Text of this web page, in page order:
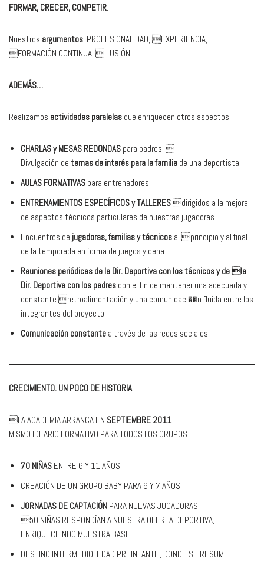
FORMAR, CRECER, COMPETIR.
Nuestros argumentos: PROFESIONALIDAD, EXPERIENCIA,
FORMACIÓN CONTINUA, ILUSIÓN
ADEMÁS…
Realizamos actividades paralelas que enriquecen otros aspectos:
CHARLAS y MESAS REDONDAS para padres. 
Divulgación de temas de interés para la familia de una deportista.
AULAS FORMATIVAS para entrenadores.
ENTRENAMIENTOS ESPECÍFICOS y TALLERESdirigidos a la mejora
de aspectos técnicos particulares de nuestras jugadoras.
Encuentros de jugadoras, familias y técnicos al principio y al final
de la temporada en forma de juegos y cena.
Reuniones periódicas de la Dir. Deportiva con los técnicos y de la
Dir. Deportiva con los padres con el fin de mantener una adecuada y
constante retroalimentación y una comunicaci��n fluída entre los
integrantes del proyecto.
Comunicación constante a través de las redes sociales.
CRECIMIENTO. UN POCO DE HISTORIA
LA ACADEMIA ARRANCA EN SEPTIEMBRE 2011
MISMO IDEARIO FORMATIVO PARA TODOS LOS GRUPOS
70 NIÑAS ENTRE 6 Y 11 AÑOS
CREACIÓN DE UN GRUPO BABY PARA 6 Y 7 AÑOS
JORNADAS DE CAPTACIÓN PARA NUEVAS JUGADORAS
50 NIÑAS RESPONDÍAN A NUESTRA OFERTA DEPORTIVA,
ENRIQUECIENDO MUESTRA BASE.
DESTINO INTERMEDIO: EDAD PREINFANTIL, DONDE SE RESUME